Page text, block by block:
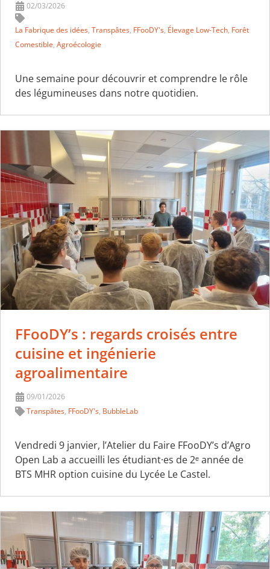
02/03/2026
La Fabrique des idées, Transpâtes, FFooDY's, Élevage Low-Tech, Forêt
Comestible, Agroécologie
Une semaine pour découvrir et comprendre le rôle
des légumineuses dans notre quotidien.
FFooDY’s : regards croisés entre
cuisine et ingénierie
agroalimentaire
09/01/2026
Transpâtes, FFooDY's, BubbleLab
Vendredi 9 janvier, l’Atelier du Faire FFooDY’s d’Agro
Open Lab a accueilli les étudiant·es de 2ᵉ année de
BTS MHR option cuisine du Lycée Le Castel.